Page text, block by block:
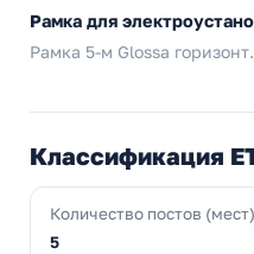
Рамка для
Рамка 5-м Glossa
Классификация
Количество постов (мест)
5